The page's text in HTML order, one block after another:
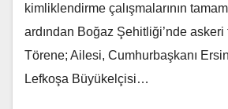
kimliklendirme çalışmalarının
ardından Boğaz Şehitliği’nde
Törene; Ailesi, Cumhurbaşkanı
Lefkoşa Büyükelçisi…